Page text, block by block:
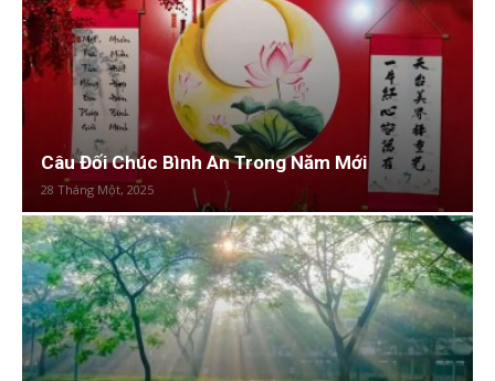
Câu Đối Chúc Bình An Trong Năm Mới
28 Tháng Một, 2025